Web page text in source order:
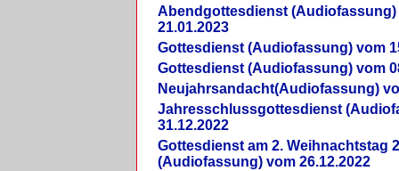
Abendgottesdienst (Audiofassung)
21.01.2023
Gottesdienst (Audiofassung) vom
Gottesdienst (Audiofassung) vom
Neujahrsandacht(Audiofassung)
Jahresschlussgottesdienst
31.12.2022
Gottesdienst am 2. Weihnachtstag
(Audiofassung) vom 26.12.2022